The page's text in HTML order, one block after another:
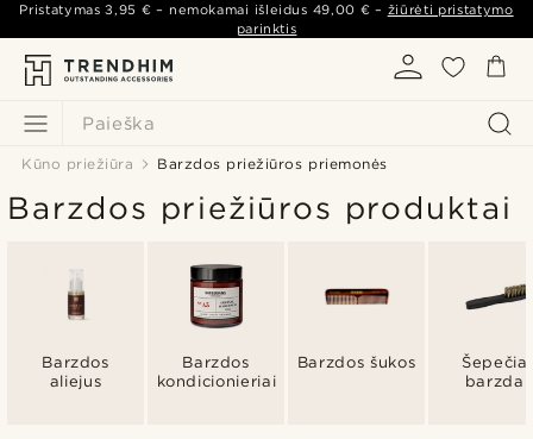
Paieška
Pristatymas3,95 € – nemokamai išleidus 49,00 € – žiūrėti pristatymo
parinktis
Kūno priežiūra Barzdos priežiūros priemonės
Barzdos priežiūros produktai
Barzdos
aliejus
Barzdos
kondicionieriai
Barzdos šukos
Šepečiai
barzdai